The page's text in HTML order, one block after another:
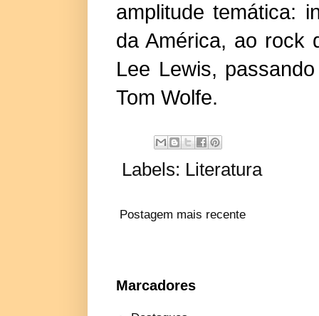
amplitude temática:
da América, ao rock
Lee Lewis,
Tom Wolfe.
Labels: Literatura
Postagem mais recente
Marcadores